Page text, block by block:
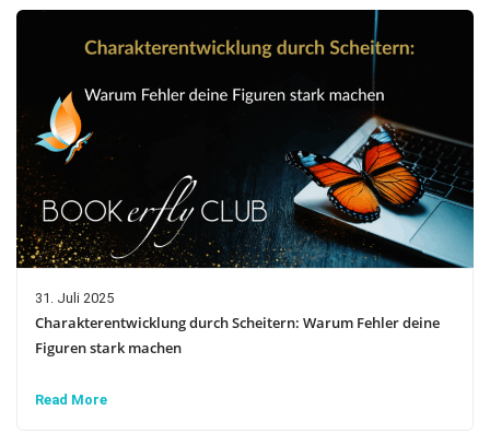
31. Juli 2025
Charakterentwicklung durch Scheitern: Warum Fehler deine
Figuren stark machen
Read More